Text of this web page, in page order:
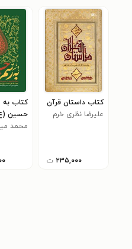
کتاب داستان قرآن
علیرضا نظری خرم
۲۳۵,۰۰۰ ت
کتاب به
حسین
محمد